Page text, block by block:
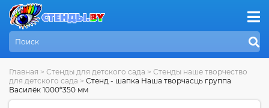
Главная > Стенды для детского сада > Стенды наше творчество
для детского сада > Стенд - шапка Наша творчасць группа
Василёк 1000*350 мм